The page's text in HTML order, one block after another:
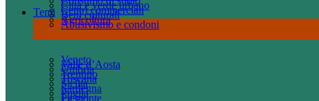
Temi
Abusivismo e condoni
Agricoltura
Beni culturali
Centri commerciali
Città e verde urbano
Piemonte
Puglia
Sardegna
Sicilia
Toscana
Trentino
Umbria
Valle d’Aosta
Veneto